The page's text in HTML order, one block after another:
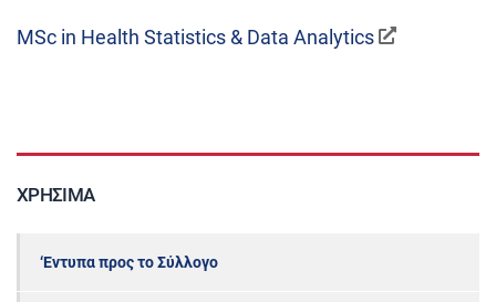
MSc in Health Statistics & Data Analytics
ΧΡΉΣΙΜΑ
‘Εντυπα προς το Σύλλογο